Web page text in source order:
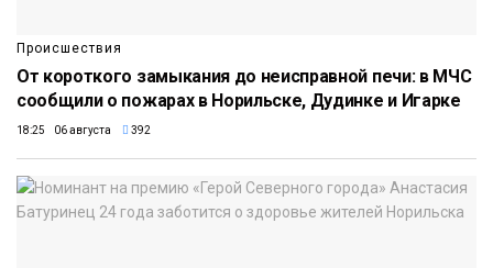
Происшествия
От короткого замыкания до неисправной печи: в МЧС
сообщили о пожарах в Норильске, Дудинке и Игарке
18:25 06 августа 392